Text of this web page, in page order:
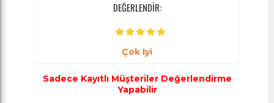
DEĞERLENDİR:
Çok Iyi
Sadece Kayıtlı Müşteriler Değerlendirme
Yapabilir